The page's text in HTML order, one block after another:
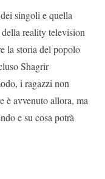
singoli e quella
reality television
la storia del popolo
Shagrir
i ragazzi non
è avvenuto allora, ma
e su cosa potrà